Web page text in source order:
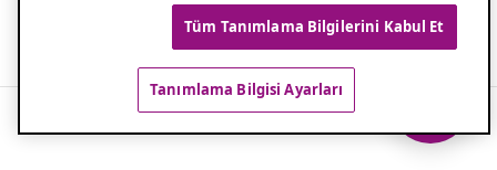
Popüler aramalarTüm Tanımlama Bilgilerini Kabul Et
Tanımlama Bilgisi Ayarları